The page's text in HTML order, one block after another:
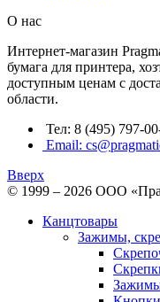
О нас
Интернет-магазин
бумага для принтера,
доступным ценам с
области.
Тел: 8 (495) 797-
Email:
Вверх
© 1999 – 2026 ООО
Канцтовары
Зажимы,